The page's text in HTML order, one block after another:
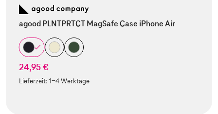
agood PLNTPRTCT MagSafe Case iPhone Air
24,95 €
Lieferzeit:1-4 Werktage